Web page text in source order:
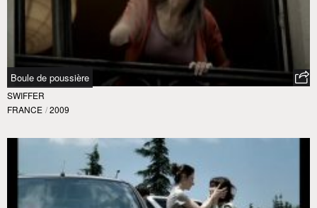
Boule de poussière
SWIFFER
FRANCE / 2009